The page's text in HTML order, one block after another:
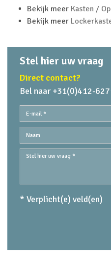
Bekijk meer Kasten /
Bekijk meer
Stel hier uw vraag
Direct contact?
Bel naar +31(0)412-
* Verplicht(e) veld(en)